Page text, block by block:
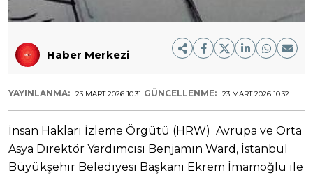
Haber Merkezi
YAYINLANMA: 23 MART 2026 10:31 GÜNCELLENME: 23 MART 2026 10:32
İnsan Hakları İzleme Örgütü (HRW) Avrupa ve Orta
Asya Direktör Yardımcısı Benjamin Ward, İstanbul
Büyükşehir Belediyesi Başkanı Ekrem İmamoğlu ile